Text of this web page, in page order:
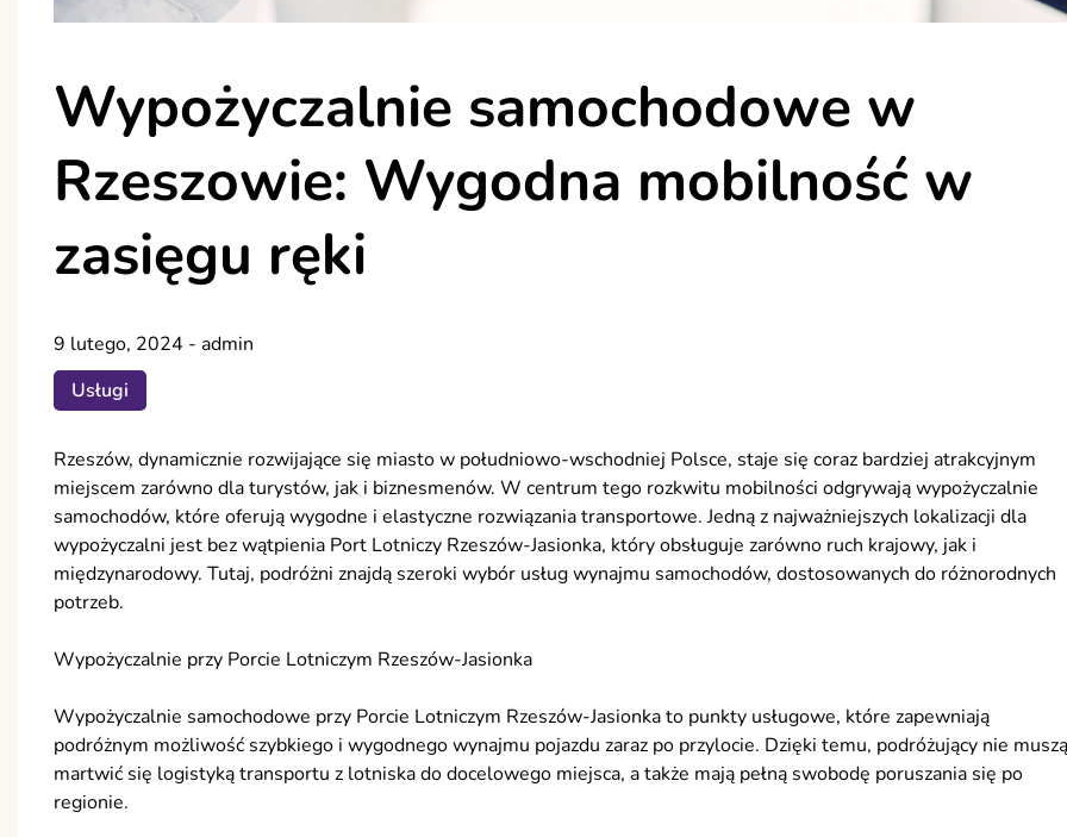
Wypożyczalnie samochodowe w
Rzeszowie: Wygodna mobilność w
zasięgu ręki
9 lutego, 2024 - admin
Usługi
Rzeszów, dynamicznie rozwijające się miasto w południowo-wschodniej Polsce, staje się coraz bardziej atrakcyjnym
miejscem zarówno dla turystów, jak i biznesmenów. W centrum tego rozkwitu mobilności odgrywają wypożyczalnie
samochodów, które oferują wygodne i elastyczne rozwiązania transportowe. Jedną z najważniejszych lokalizacji dla
wypożyczalni jest bez wątpienia Port Lotniczy Rzeszów-Jasionka, który obsługuje zarówno ruch krajowy, jak i
międzynarodowy. Tutaj, podróżni znajdą szeroki wybór usług wynajmu samochodów, dostosowanych do różnorodnych
potrzeb.
Wypożyczalnie przy Porcie Lotniczym Rzeszów-Jasionka
Wypożyczalnie samochodowe przy Porcie Lotniczym Rzeszów-Jasionka to punkty usługowe, które zapewniają
podróżnym możliwość szybkiego i wygodnego wynajmu pojazdu zaraz po przylocie. Dzięki temu, podróżujący nie muszą
martwić się logistyką transportu z lotniska do docelowego miejsca, a także mają pełną swobodę poruszania się po
regionie.